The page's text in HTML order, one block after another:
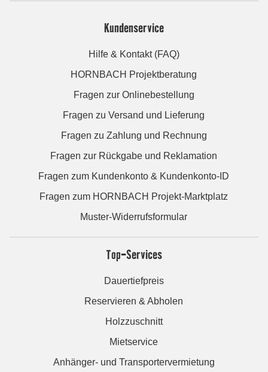
Kundenservice
Hilfe & Kontakt (FAQ)
HORNBACH Projektberatung
Fragen zur Onlinebestellung
Fragen zu Versand und Lieferung
Fragen zu Zahlung und Rechnung
Fragen zur Rückgabe und Reklamation
Fragen zum Kundenkonto & Kundenkonto-ID
Fragen zum HORNBACH Projekt-Marktplatz
Muster-Widerrufsformular
Top-Services
Dauertiefpreis
Reservieren & Abholen
Holzzuschnitt
Mietservice
Anhänger- und Transportervermietung